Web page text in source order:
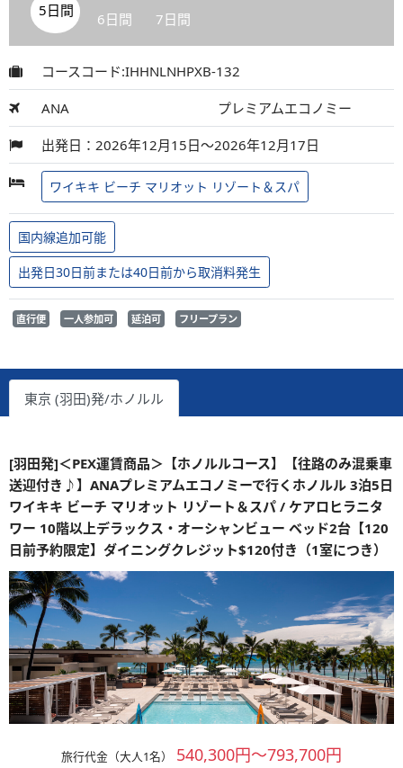
5日間 6日間 7日間
コースコード:IHHNLNHPXB-132
ANA プレミアムエコノミー
出発日：2026年12月15日～2026年12月17日
ワイキキ ビーチ マリオット リゾート＆スパ
国内線追加可能
出発日30日前または40日前から取消料発生
直行便 一人参加可 延泊可 フリープラン
東京 (羽田)発/ホノルル
[羽田発]＜PEX運賃商品＞【ホノルルコース】【往路のみ混乗車
送迎付き♪】ANAプレミアムエコノミーで行くホノルル 3泊5日
ワイキキ ビーチ マリオット リゾート＆スパ / ケアロヒラニタ
ワー 10階以上デラックス・オーシャンビュー ベッド2台【120
日前予約限定】ダイニングクレジット$120付き（1室につき）
旅行代金（大人1名） 540,300円～793,700円